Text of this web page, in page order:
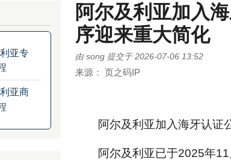
阿尔及利亚加入
序迎来重大简化
由 song 提交于 2026-07-06 13:52
来源： 页之码IP
阿尔及利亚加入海牙认证
阿尔及利亚已于2025年
亚专
亚商